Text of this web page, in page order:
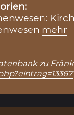
mehr
zu